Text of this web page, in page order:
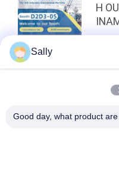
Η
Sally
Good day, what product